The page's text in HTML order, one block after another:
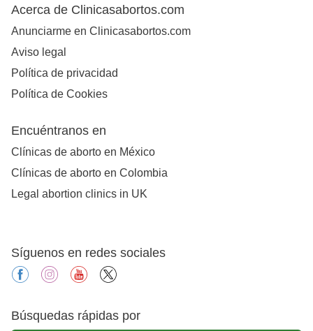
Acerca de Clinicasabortos.com
Anunciarme en Clinicasabortos.com
Aviso legal
Política de privacidad
Política de Cookies
Encuéntranos en
Clínicas de aborto en México
Clínicas de aborto en Colombia
Legal abortion clinics in UK
Síguenos en redes sociales
facebookinstagramyoutube
Búsquedas rápidas por